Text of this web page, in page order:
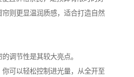
则更显温润质感，适合打造自然
调节性是其较大亮点。
可以轻松控制进光量，从全开至